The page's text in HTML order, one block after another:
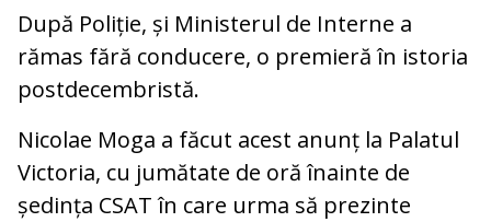
După Poliție, și Ministerul de Interne a
rămas fără conducere, o premieră în istoria
postdecembristă.
Nicolae Moga a făcut acest anunț la Palatul
Victoria, cu jumătate de oră înainte de
ședința CSAT în care urma să prezinte